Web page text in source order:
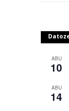
ABU
10
ABU
14